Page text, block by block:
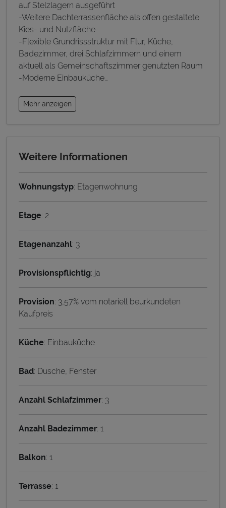
auf Stelzlagern ausgeführt
-Weitere Dachterrassenfläche als offen gestaltete
Kies- und Nutzfläche
-Flexible Grundrissstruktur mit Flur, Küche,
Badezimmer, drei Schlafzimmern und einem
aktuell als Gemeinschaftszimmer genutzten Raum
-Moderne Einbauküche…
Mehr anzeigen
Weitere Informationen
Wohnungstyp: Etagenwohnung
Etage: 2
Etagenanzahl: 3
Provisionspflichtig: ja
Provision: 3,57% vom notariell beurkundeten
Kaufpreis
Küche: Einbauküche
Bad: Dusche, Fenster
Anzahl Schlafzimmer: 3
Anzahl Badezimmer: 1
Balkon: 1
Terrasse: 1